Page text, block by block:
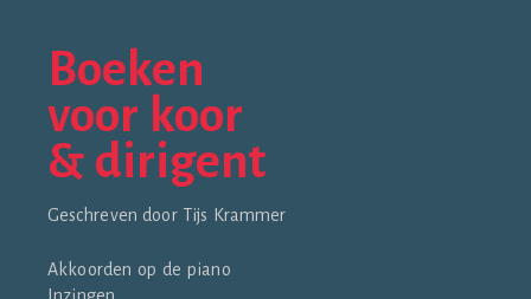
Boeken
voor koor
& dirigent
Geschreven door Tijs Krammer
Akkoorden op de piano